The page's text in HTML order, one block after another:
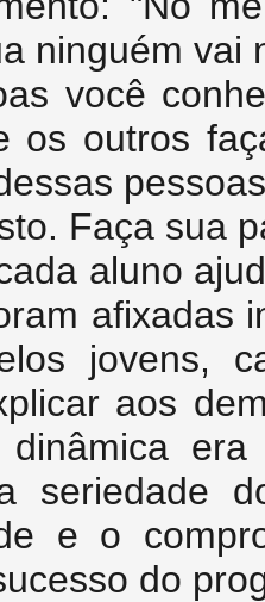
ninguém vai
você
os outros
Faça sua
aluno
afixadas
jovens,
aos
dinâmica
seriedade
e o
do